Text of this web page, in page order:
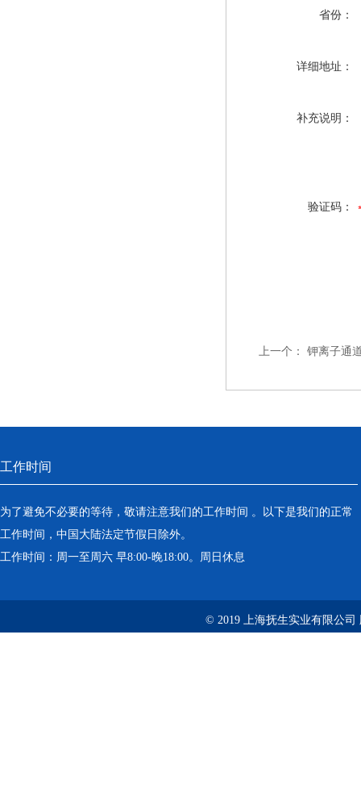
省份：
详细地址：
补充说明：
验证码：
上一个： 钾离子通
工作时间
为了避免不必要的等待，敬请注意我们的工作时间 。以下是我们的正常
工作时间，中国大陆法定节假日除外。
工作时间：周一至周六 早8:00-晚18:00。周日休息
© 2019 上海抚生实业有限公司